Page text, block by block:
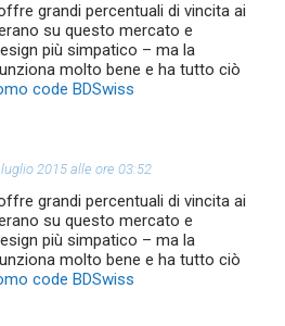
grandi percentuali di vincita ai
su questo mercato e
più simpatico – ma la
molto bene e ha tutto ciò
code BDSwiss
2015 alle ore 03:52
grandi percentuali di vincita ai
su questo mercato e
più simpatico – ma la
molto bene e ha tutto ciò
code BDSwiss